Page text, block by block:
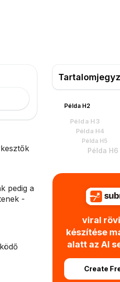
pedig a
-
Példa H2
Példa H3
Példa H4
Példa H5
Példa H6
viral
készítése
alatt az AI
Create